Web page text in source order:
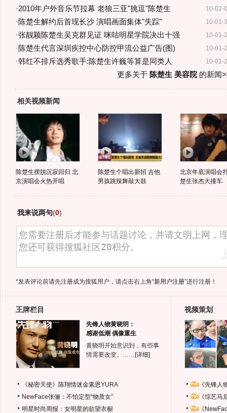
10-02-
·2010年户外音乐节拉幕 老狼三亚"挑逗"陈楚生
10-01-
·陈楚生解约后首现长沙 演唱画面集体"失踪"
10-01-
·张靓颖陈楚生吴克群见证 咪咕明星学院决出十强
10-01-
·陈楚生代言深圳疾控中心防控甲流公益广告(图)
10-01-
·韩红不排斥选秀歌手:陈楚生许巍等算是同类人
更多关于 陈楚生 美容院的新闻
相关视频新闻
陈楚生摆脱沉寂回归 北
京演唱会火热开唱
陈楚生个唱出新招 吉他
男孩跳辣舞敲大鼓
北京年底演唱会
楚生张杰大撞车
我来说两句(0)
*发表评论前请先注册成为搜狐用户，请点击右上角“新用户注册”进行注册！
王牌栏目
先锋人物黄晓明：
感谢低潮 偶像重生
黄晓明开始意识到，有些事
情需要改变。…… [详细]
《秘密天使》陈翔情迷金素恩YURA
NewFace张俪：不怕定型“物质女”
明星时尚周报：女明星的欲望衣橱
视频策划
《先锋
《综艺
《